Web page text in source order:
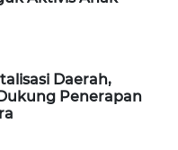
Daerah,
Penerapan